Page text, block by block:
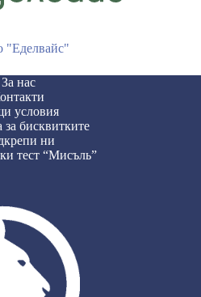
"Еделвайс"
За нас
условия
бисквитките
ни
тест “Мисъль”